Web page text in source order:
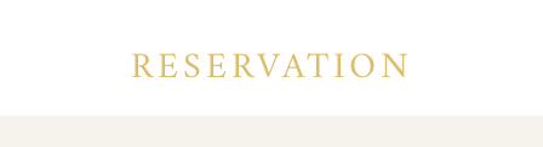
RESERVATION